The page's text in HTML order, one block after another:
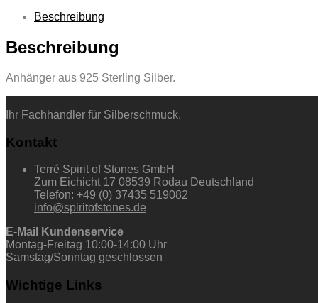
Beschreibung
Beschreibung
Anhänger aus 925 Sterling Silber.
Ihr Fachhändler für Silberschmuck.
Kontakt
Terré Spirit of Stones GmbH
Zum Eichicht 17 08539 Rodau Deutschland
Telefon: +49 (0) 37435 519082
info@spiritofstones.de
E-Mail Kundenservice
Montag-Freitag 10:00-14:00 Uhr
Samstag/Sonntag geschlossen
Wichtige Links